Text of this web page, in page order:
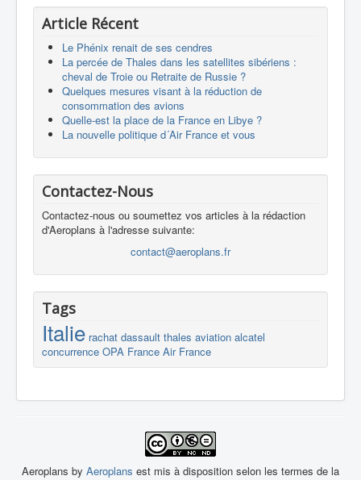
Article Récent
Le Phénix renait de ses cendres
La percée de Thales dans les satellites sibériens :
cheval de Troie ou Retraite de Russie ?
Quelques mesures visant à la réduction de
consommation des avions
Quelle-est la place de la France en Libye ?
La nouvelle politique d´Air France et vous
Contactez-Nous
Contactez-nous ou soumettez vos articles à la rédaction
d'Aeroplans à l'adresse suivante:
contact@aeroplans.fr
Tags
Italie rachat dassault thales aviation alcatel
concurrence OPA France Air France
Aeroplans by Aeroplans est mis à disposition selon les termes de la